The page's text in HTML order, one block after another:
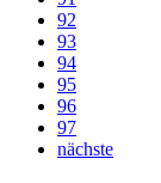
92
93
94
95
96
97
nächste